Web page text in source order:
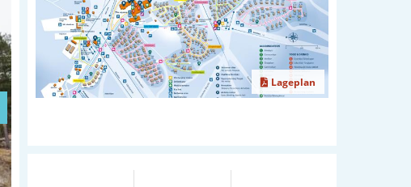
Lageplan